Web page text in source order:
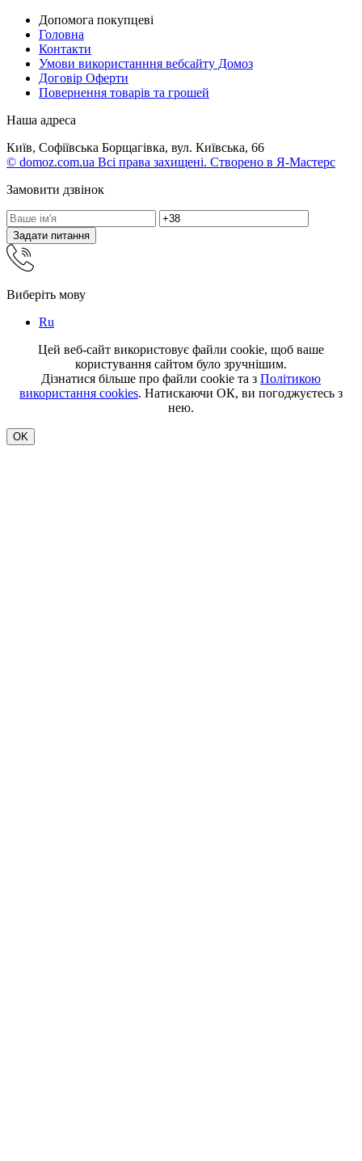
Допомога покупцеві
Головна
Контакти
Умови використанння вебсайту Домоз
Договір Оферти
Повернення товарів та грошей
Наша адреса
Київ, Софіївська Борщагівка, вул. Київська, 66
© domoz.com.ua Всі права захищені. Створено в Я-Мастерс
Замовити дзвінок
Задати питання
Виберіть мову
Ru
Цей веб-сайт використовує файли cookie, щоб ваше
користування сайтом було зручнішим.
Дізнатися більше про файли cookie та з Політикою
використання cookies. Натискаючи ОК, ви погоджуєтесь з
нею.
OK